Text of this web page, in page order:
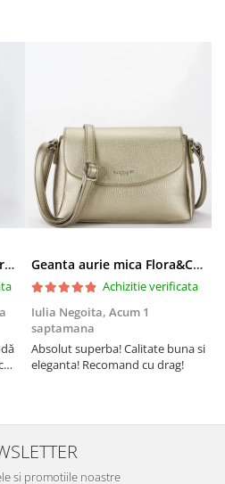
Geanta bej din piele naturala 8966 123 Geanta aurie mica Flora&CO Paris H6930 16
Achizitie verificata
Iulia Negoita, Acum 1
saptamana
Absolut superba! Calitate buna si
eleganta! Recomand cu drag!
si promotiile noastre